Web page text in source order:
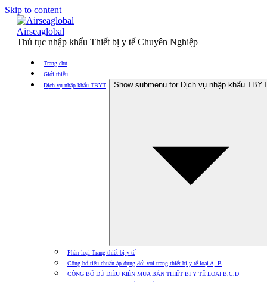
Skip to content
Airseaglobal
Thủ tục nhập khẩu Thiết bị y tế Chuyên Nghiệp
Trang chủ
Giới thiệu
Dịch vụ nhập khẩu TBYT
Show submenu for Dịch vụ nhập khẩu TBYT
Phân loại Trang thiết bị y tế
Công bố tiêu chuẩn áp dụng đối với trang thiết bị y tế loại A, B
CÔNG BỐ ĐỦ ĐIỀU KIỆN MUA BÁN THIẾT BỊ Y TẾ LOẠI B,C,D